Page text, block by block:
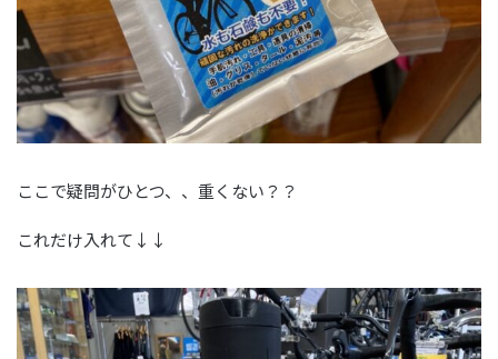
ここで疑問がひとつ、、重くない？？
これだけ入れて↓↓